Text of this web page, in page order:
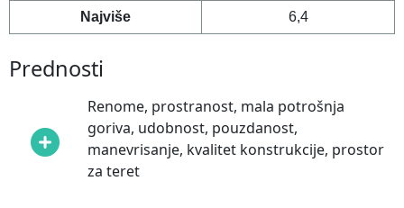
Najviše 6,4
Prednosti
Renome, prostranost, mala potrošnja
goriva, udobnost, pouzdanost,
manevrisanje, kvalitet konstrukcije, prostor
za teret